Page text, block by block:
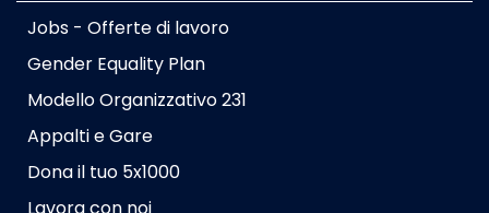
Jobs - Offerte di lavoro
Gender Equality Plan
Modello Organizzativo 231
Appalti e Gare
Dona il tuo 5x1000
Lavora con noi